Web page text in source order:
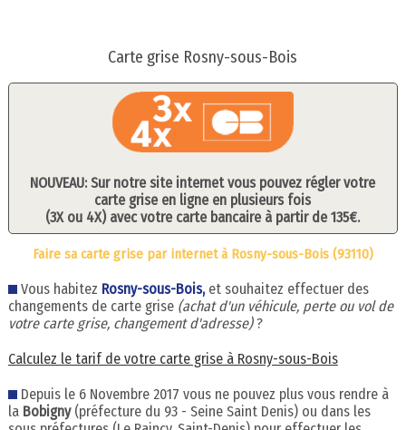
Carte grise Rosny-sous-Bois
NOUVEAU: Sur notre site internet vous pouvez régler votre
carte grise en ligne en plusieurs fois
(3X ou 4X) avec votre carte bancaire à partir de 135€.
Faire sa carte grise par internet à Rosny-sous-Bois (93110)
Vous habitez Rosny-sous-Bois, et souhaitez effectuer des
changements de carte grise (achat d'un véhicule, perte ou vol de
votre carte grise, changement d'adresse)?
Calculez le tarif de votre carte grise à Rosny-sous-Bois
Depuis le 6 Novembre 2017 vous ne pouvez plus vous rendre à
laBobigny(préfecture du 93 - Seine Saint Denis) ou dans les